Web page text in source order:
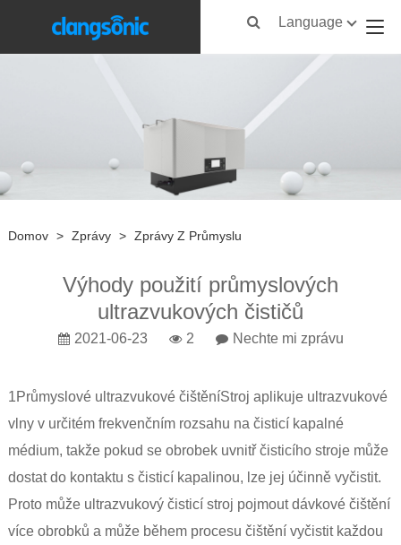
Language
Domov > Zprávy > Zprávy Z Průmyslu
Výhody použití průmyslových
ultrazvukových čističů
2021-06-23 2 Nechte mi zprávu
1Průmyslové ultrazvukové čištěníStroj aplikuje ultrazvukové
vlny v určitém frekvenčním rozsahu na čisticí kapalné
médium, takže pokud se obrobek uvnitř čisticího stroje může
dostat do kontaktu s čisticí kapalinou, lze jej účinně vyčistit.
Proto může ultrazvukový čisticí stroj pojmout dávkové čištění
více obrobků a může během procesu čištění vyčistit každou